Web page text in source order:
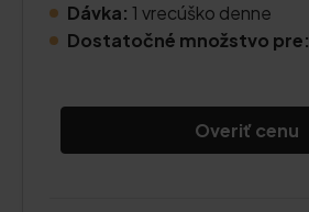
Dávka: 1 vrecúško denne
Dostatočné množstvo pre:
Overiť cenu